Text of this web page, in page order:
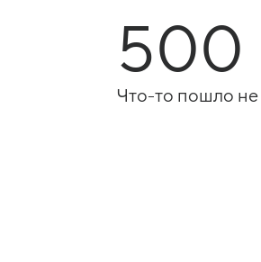
500
Что-то пошло не